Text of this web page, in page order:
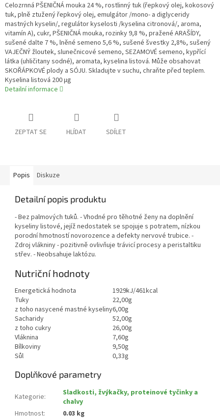
Celozrnná PŠENIČNÁ mouka 24 %, rostlinný tuk (řepkový olej, kokosový
tuk, plně ztužený řepkový olej, emulgátor /mono- a diglyceridy
mastných kyselin/, regulátor kyselosti /kyselina citronová/, aroma,
vitamín A), cukr, PŠENIČNÁ mouka, rozinky 9,8 %, pražené ARAŠÍDY,
sušené dalte 7 %, lněné semeno 5,6 %, sušené švestky 2,8%, sušený
VAJEČNÝ žloutek, slunečnicové semeno, SEZAMOVÉ semeno, kypřící
látka (uhličitany sodné), aromata, kyselina listová. Může obsahovat
SKOŘÁPKOVÉ plody a SÓJU. Skladujte v suchu, chraňte před teplem.
Kyselina listová 200 µg
Detailní informace
ZEPTAT SE HLÍDAT SDÍLET
Popis Diskuze
Detailní popis produktu
- Bez palmových tuků. - Vhodné pro těhotné ženy na doplnění
kyseliny listové, jejíž nedostatek se spojuje s potratem, nízkou
porodní hmotností novorozence a defekty nervové trubice. -
Zdroj vlákniny - pozitivně ovlivňuje trávicí procesy a peristaltiku
střev. - Neobsahuje laktózu.
Nutriční hodnoty
Energetická hodnota
1929kJ/461kcal
Tuky
22,00g
z toho nasycené mastné kyseliny6,00g
Sacharidy
52,00g
z toho cukry
26,00g
Vláknina
7,60g
Bílkoviny
9,50g
Sůl
0,33g
Doplňkové parametry
Kategorie:
Sladkosti, žvýkačky, proteinové tyčinky a
chalvy
Hmotnost: 0.03 kg